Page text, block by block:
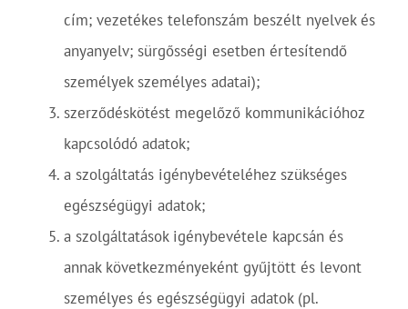
cím; vezetékes telefonszám beszélt nyelvek és
anyanyelv; sürgősségi esetben értesítendő
személyek személyes adatai);
szerződéskötést megelőző kommunikációhoz
kapcsolódó adatok;
a szolgáltatás igénybevételéhez szükséges
egészségügyi adatok;
a szolgáltatások igénybevétele kapcsán és
annak következményeként gyűjtött és levont
személyes és egészségügyi adatok (pl.